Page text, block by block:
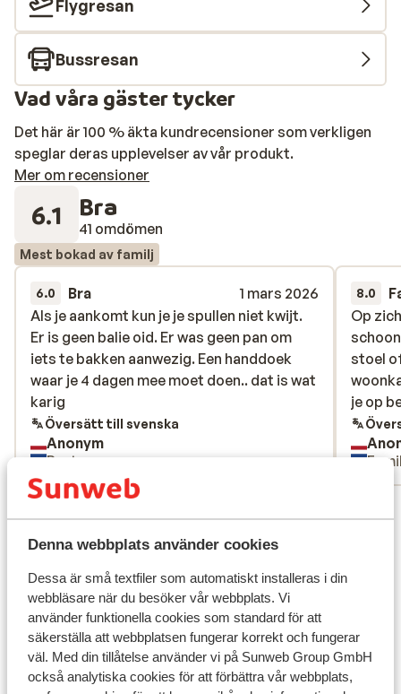
Denna webbplats använder cookies
Dessa är små textfiler som automatiskt installeras i din
webbläsare när du besöker vår webbplats. Vi
använder funktionella cookies som standard för att
säkerställa att webbplatsen fungerar korrekt och fungerar
väl. Med din tillåtelse använder vi på Sunweb Group GmbH
också analytiska cookies för att förbättra vår webbplats,
Flygresan
Bussresan
Vad våra gäster tycker
Det här är 100 % äkta kundrecensioner som verkligen
speglar deras upplevelser av vår produkt.
Mer om recensioner
6.1 Bra
41 omdömen
Mest bokad av familj
6.0 Bra
1 mars 2026
Als je aankomt kun je je spullen niet kwijt.
Er is geen balie oid. Er was geen pan om
iets te bakken aanwezig. Een handdoek
waar je 4 dagen mee moet doen.. dat is wat
karig
Als je aankomt kun je je spullen niet kwijt.
Er is geen balie oid. Er was geen pan om
iets te bakken aanwezig. Een handdoek
waar je 4 dagen mee moet doen.. dat is wat
karig
Översätt till svenska
Anonym
Partner
8.0
Op
stoel
je op
Op
stoel
je op
Läge
Visa på karta